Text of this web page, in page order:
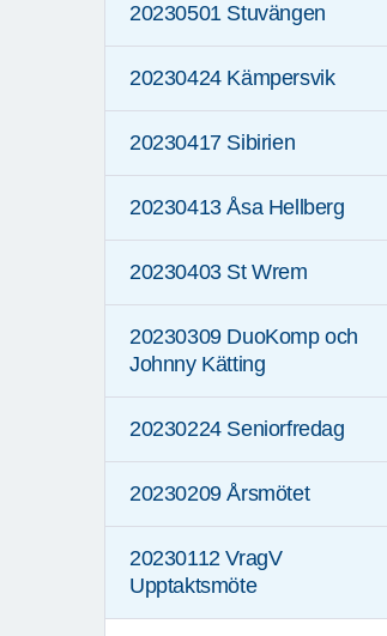
20230501 Stuvängen
20230424 Kämpersvik
20230417 Sibirien
20230413 Åsa Hellberg
20230403 St Wrem
20230309 DuoKomp och
Johnny Kätting
20230224 Seniorfredag
20230209 Årsmötet
20230112 VragV
Upptaktsmöte